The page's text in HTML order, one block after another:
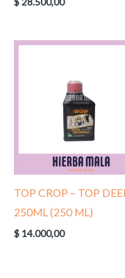
TOP CROP – TOP
250ML (250 ML)
$ 14.000,00